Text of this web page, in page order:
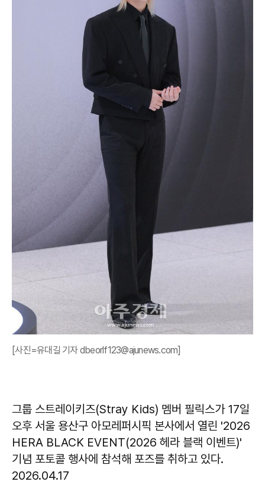
[사진=유대길 기자 dbeorlf123@ajunews.com]
그룹 스트레이키즈(Stray Kids) 멤버 필릭스가 17일
오후 서울 용산구 아모레퍼시픽 본사에서 열린 '2026
HERA BLACK EVENT(2026 헤라 블랙 이벤트)'
기념 포토콜 행사에 참석해 포즈를 취하고 있다.
2026.04.17